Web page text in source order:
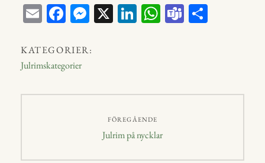
E
ail
Fa
bo
ok
M
en
r
X Li W
p
Te
KATEGORIER:
Julrimskategorier
FÖREGÅENDE
Föregående
Julrim på nycklar